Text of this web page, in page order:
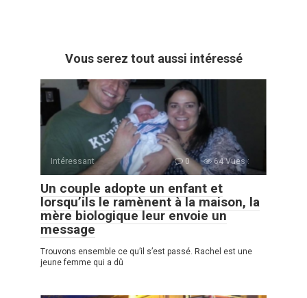
Vous serez tout aussi intéressé
Intéressant 0 64 Vues :
Un couple adopte un enfant et
lorsqu’ils le ramènent à la maison, la
mère biologique leur envoie un
message
Trouvons ensemble ce qu’il s’est passé. Rachel est une
jeune femme qui a dû